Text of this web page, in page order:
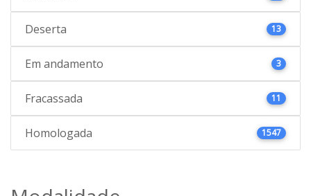
Deserta 13
Em andamento 3
Fracassada 11
Homologada 1547